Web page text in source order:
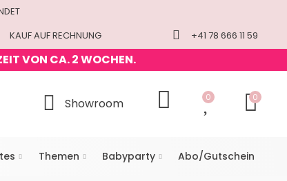
KAUF AUF RECHNUNG +41 78 666 11 59
VON CA. 2 WOCHEN.
Showroom 0 0
Themen Babyparty Abo/Gutschein